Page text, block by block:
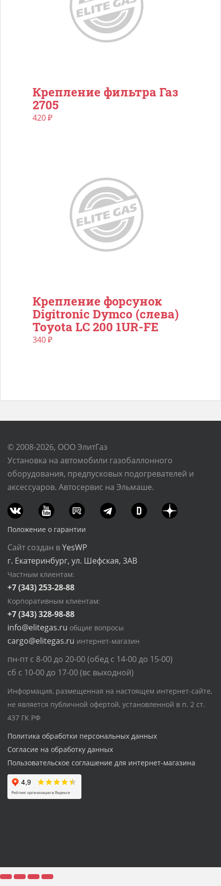
Крепление фильтра Газ
2705
420₽
Крепление форсунок
Digitronic Dymco (слева)
Toyota LC 200 1UR-FE
340₽
© 2008-2026, ООО ЭлитГаз
Установка на автомобили газобаллонного
оборудования, предпусковых подогревателей и
аксессуаров. Автосервис на Эльмаше.
Положение о гарантии
Сайт создан вYesWP
г. Екатеринбург, ул. Шефская, 3АВ
Частным клиентам:
+7 (343) 253-28-88
Корпоративным клиентам:
+7 (343) 328-98-88
info@elitegas.ru общие вопросы
cargo@elitegas.ru интернет-магазин
пн-пт с 8-00 до 20-00 (обед с 14-00 до 15-00)
сб с 10-00 до 17-00 (вс выходной)
Информация, размещенная на настоящем интернет-сайте,
не является публичной офертой, установленной в п. 2 ст.
437 ГК РФ
Политика обработки персональных данных
Согласие на обработку данных
Пользовательское соглашение для интернет-магазина